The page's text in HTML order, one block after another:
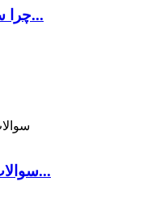
چرا سختی ورق اکریلیک اینقدر است که...
سوالات متداول در مورد فوم پی وی سی...